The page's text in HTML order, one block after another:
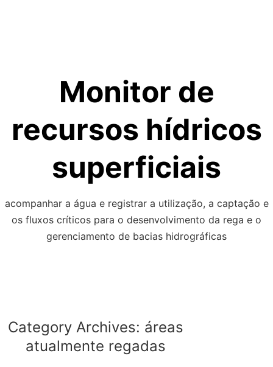
Monitor de
recursos hídricos
superficiais
acompanhar a água e registrar a utilização, a captação e
os fluxos críticos para o desenvolvimento da rega e o
gerenciamento de bacias hidrográficas
Category Archives: áreas
atualmente regadas